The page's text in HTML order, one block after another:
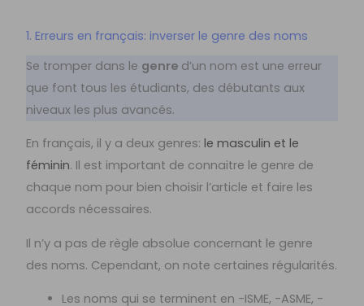
1. Erreurs en français: inverser le genre des noms
Se tromper dans le genre d’un nom est une erreur
que font tous les étudiants, des débutants aux
niveaux les plus avancés.
En français, il y a deux genres:le masculin et le
féminin. Il est important de connaitre le genre de
chaque nom pour bien choisir l’article et faire les
accords nécessaires.
Il n’y a pas de règle absolue concernant le genre
des noms. Cependant, on note certaines régularités.
Les noms qui se terminent en -ISME, -ASME, -